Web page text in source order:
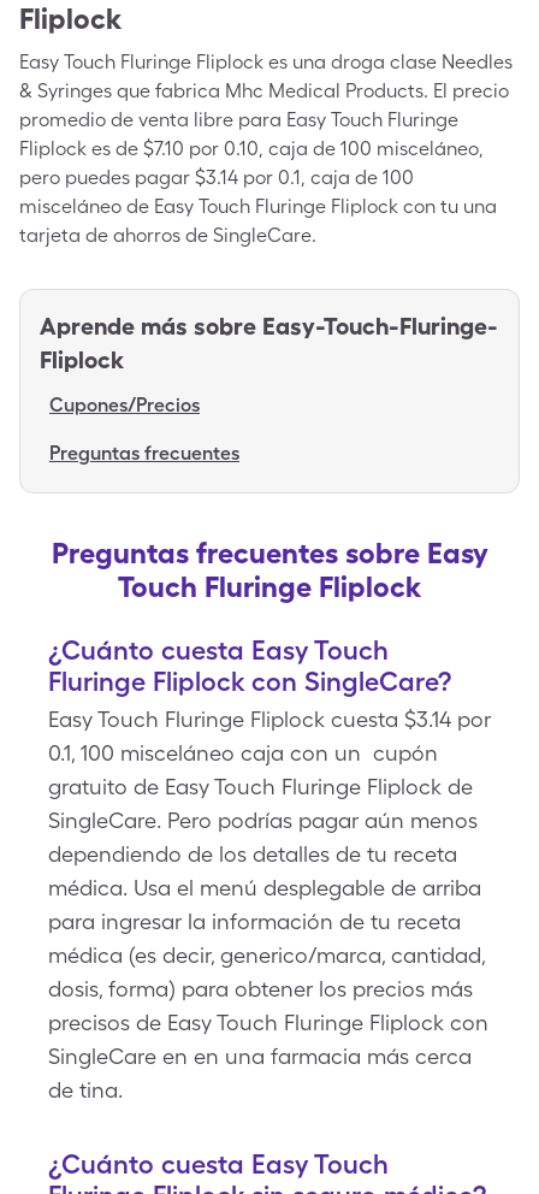
Fliplock
Easy Touch Fluringe Fliplock es una droga clase Needles
& Syringes que fabrica Mhc Medical Products. El precio
promedio de venta libre para Easy Touch Fluringe
Fliplock es de $7.10 por 0.10, caja de 100 misceláneo,
pero puedes pagar $3.14 por 0.1, caja de 100
misceláneo de Easy Touch Fluringe Fliplock con tu una
tarjeta de ahorros de SingleCare.
Aprende más sobre Easy-Touch-Fluringe-
Fliplock
Cupones/Precios
Preguntas frecuentes
Preguntas frecuentes sobre Easy
Touch Fluringe Fliplock
¿Cuánto cuesta Easy Touch
Fluringe Fliplock con SingleCare?
Easy Touch Fluringe Fliplock cuesta $3.14 por
0.1, 100 misceláneo caja con un cupón
gratuito de Easy Touch Fluringe Fliplock de
SingleCare. Pero podrías pagar aún menos
dependiendo de los detalles de tu receta
médica. Usa el menú desplegable de arriba
para ingresar la información de tu receta
médica (es decir, generico/marca, cantidad,
dosis, forma) para obtener los precios más
precisos de Easy Touch Fluringe Fliplock con
SingleCare en en una farmacia más cerca
de tina.
¿Cuánto cuesta Easy Touch